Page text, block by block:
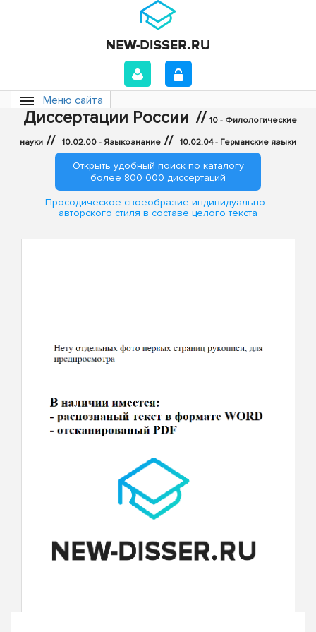
Меню сайта
Диссертации России // 10 - Филологические
науки // 10.02.00 - Языкознание // 10.02.04 - Германские языки
Открыть удобный поиск по каталогу
более 800 000 диссертаций
Просодическое своеобразие индивидуально -
авторского стиля в составе целого текста